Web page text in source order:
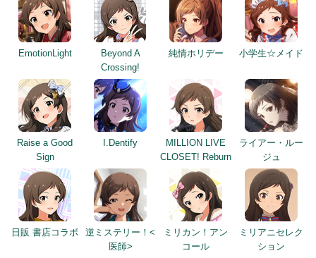
EmotionLight
Beyond A
Crossing!
純情ホリデー 小学生☆メイド
Raise a Good
Sign
I.Dentify
MILLION LIVE
CLOSET! Reburn
ライアー・ルー
ジュ
日販 書店コラボ
逆ミステリー！<
医師>
ミリカン！アン
コール
ミリアニセレク
ション